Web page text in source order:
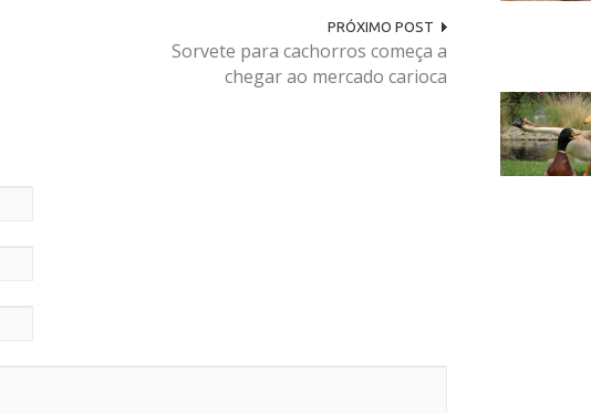
PRÓXIMO POST
Sorvete para cachorros começa a
chegar ao mercado carioca